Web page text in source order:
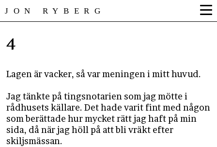
JON RYBERG
4
Lagen är vacker, så var meningen i mitt huvud.
Jag tänkte på tingsnotarien som jag mötte i
rådhusets källare. Det hade varit fint med någon
som berättade hur mycket rätt jag haft på min
sida, då när jag höll på att bli vräkt efter
skiljsmässan.